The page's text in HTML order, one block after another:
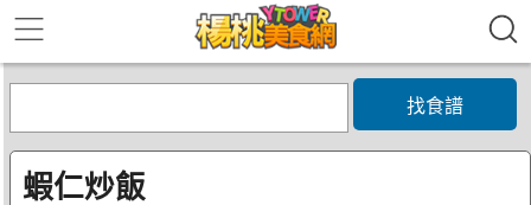
找食譜
蝦仁炒飯